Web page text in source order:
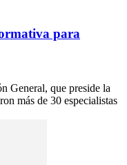
para
General, que preside la
más de 30 especialistas